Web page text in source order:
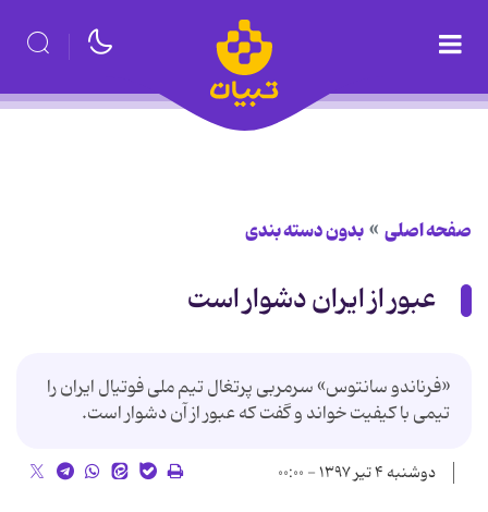
صفحه اصلی بدون دسته بندی
عبور از ایران دشوار است
«فرناندو سانتوس» سرمربی پرتغال تیم ملی فوتیال ایران را
تیمی با کیفیت خواند و گفت که عبور از آن دشوار است.
دوشنبه ۴ تیر ۱۳۹۷ - ۰۰:۰۰